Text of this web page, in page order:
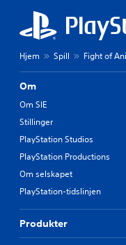
Hjem Spill Fight of
Om
Om SIE
Stillinger
PlayStation Studios
PlayStation Productions
Om selskapet
PlayStation-tidslinjen
Produkter